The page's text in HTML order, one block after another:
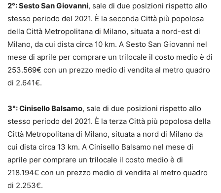
2°: Sesto San Giovanni, sale di due posizioni rispetto allo
stesso periodo del 2021. È la seconda Città più popolosa
della Città Metropolitana di Milano, situata a nord-est di
Milano, da cui dista circa 10 km. A Sesto San Giovanni nel
mese di aprile per comprare un trilocale il costo medio è di
253.569€ con un prezzo medio di vendita al metro quadro
di 2.641€.
3°: Cinisello Balsamo, sale di due posizioni rispetto allo
stesso periodo del 2021. È la terza Città più popolosa della
Città Metropolitana di Milano, situata a nord di Milano da
cui dista circa 13 km. A Cinisello Balsamo nel mese di
aprile per comprare un trilocale il costo medio è di
218.194€ con un prezzo medio di vendita al metro quadro
di 2.253€.